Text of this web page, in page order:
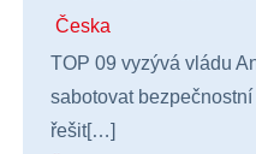
TOP 09 vyzývá vládu
sabotovat
řešit[…]